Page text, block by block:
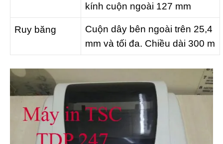
kính cuộn ngoài 127 mm
Ruy băng
Cuộn dây bên ngoài trên 25,4
mm và tối đa. Chiều dài 300 m